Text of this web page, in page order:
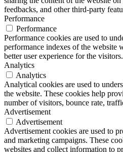
feedbacks, and other third-party
Performance
Performance
Performance cookies are used to
performance indexes of the website
better user experience for the visitors.
Analytics
Analytics
Analytical cookies are used to
the website. These cookies help
number of visitors, bounce rate,
Advertisement
Advertisement
Advertisement cookies are used to
and marketing campaigns. These
websites and collect information to